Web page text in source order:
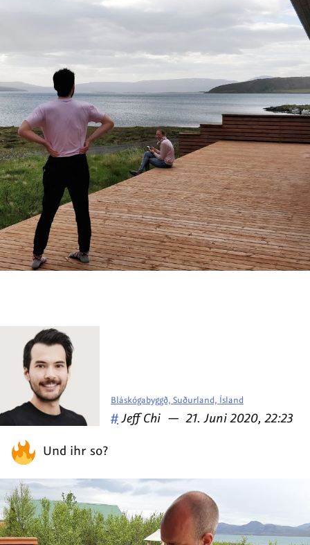
Und ihr so?
Bláskógabyggð, Suðurland, Ísland
# Veröffentlicht
Jeff Chi — am
21. Juni 2020, 22:23